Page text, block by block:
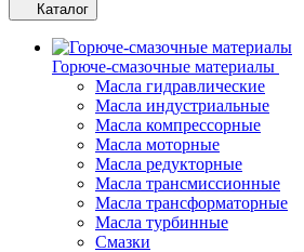
Каталог
Горюче-смазочные материалы
Масла гидравлические
Масла индустриальные
Масла компрессорные
Масла моторные
Масла редукторные
Масла трансмиссионные
Масла трансформаторные
Масла турбинные
Смазки